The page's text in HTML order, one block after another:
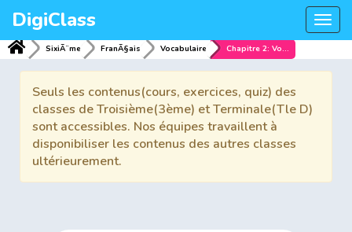
DigiClass
SixiÃ¨me FranÃ§ais Vocabulaire Chapitre 2: Vocabulaire de la lettre
Seuls les contenus(cours, exercices, quiz) des
classes de Troisième(3ème) et Terminale(Tle D)
sont accessibles. Nos équipes travaillent à
disponibiliser les contenus des autres classes
ultérieurement.